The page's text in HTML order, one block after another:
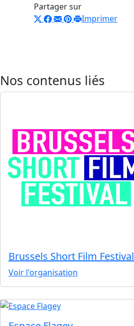
Partager sur
Imprimer
Nos contenus liés
Brussels Short Film Festival
Voir l'organisation